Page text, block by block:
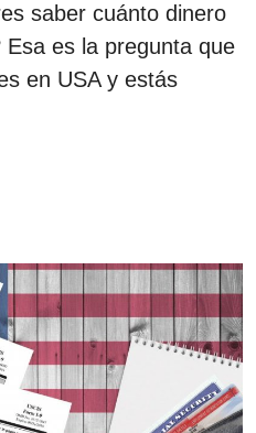
saber cuánto dinero
es la pregunta que
en USA y estás